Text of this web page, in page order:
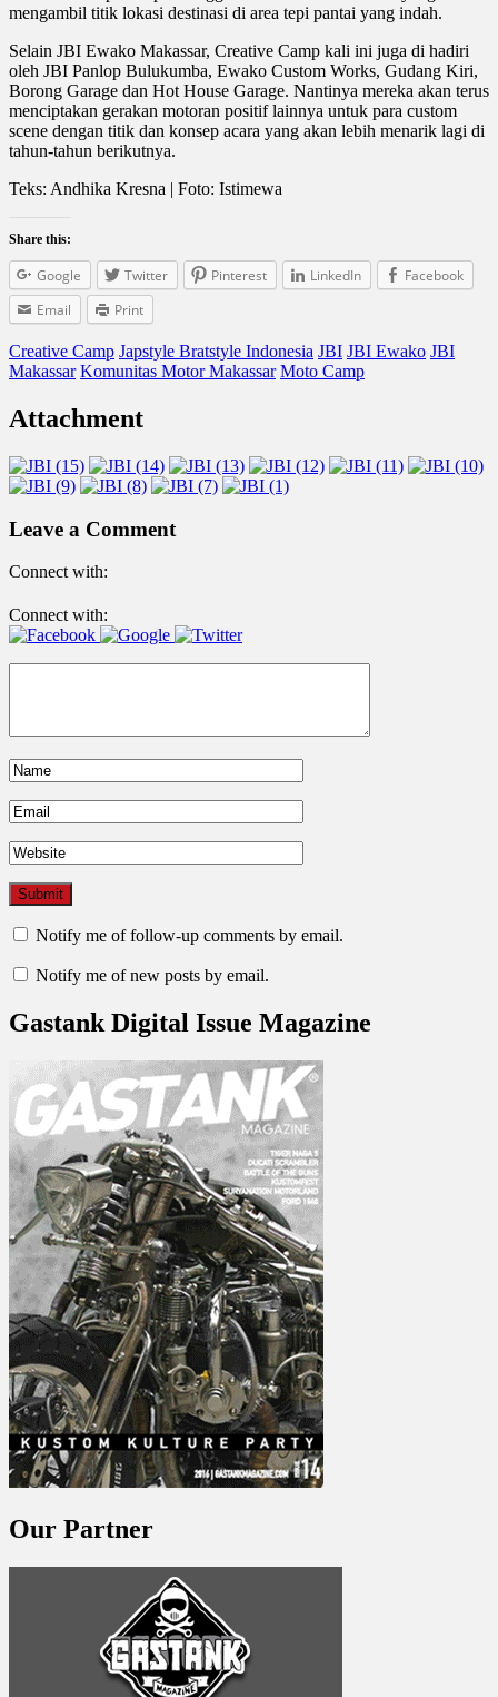
mengambil titik lokasi destinasi di area tepi pantai yang indah.
Selain JBI Ewako Makassar, Creative Camp kali ini juga di hadiri
oleh JBI Panlop Bulukumba, Ewako Custom Works, Gudang Kiri,
Borong Garage dan Hot House Garage. Nantinya mereka akan terus
menciptakan gerakan motoran positif lainnya untuk para custom
scene dengan titik dan konsep acara yang akan lebih menarik lagi di
tahun-tahun berikutnya.
Teks: Andhika Kresna | Foto: Istimewa
Share this:
Google Twitter Pinterest LinkedIn
Facebook
Email
Print
Creative Camp Japstyle Bratstyle Indonesia JBI JBI Ewako JBI
Makassar Komunitas Motor Makassar Moto Camp
Attachment
Leave a Comment
Connect with:
Connect with:
Notify me of follow-up comments by email.
Notify me of new posts by email.
Gastank Digital Issue Magazine
Our Partner